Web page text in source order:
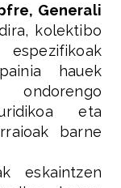
Generali
kolektibo
hauek
ondorengo
eta
barne
eskaintzen